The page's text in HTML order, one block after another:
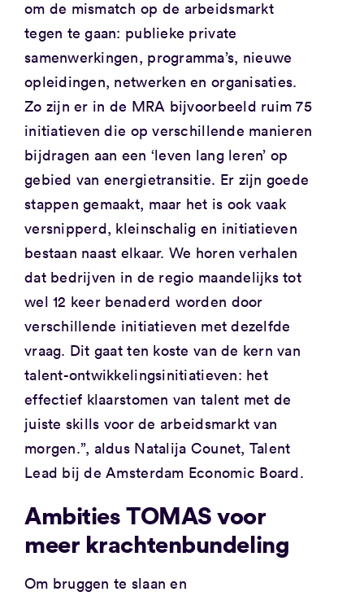
om de mismatch op de arbeidsmarkt
tegen te gaan: publieke private
samenwerkingen, programma’s, nieuwe
opleidingen, netwerken en organisaties.
Zo zijn er in de MRA bijvoorbeeld ruim 75
initiatieven die op verschillende manieren
bijdragen aan een ‘leven lang leren’ op
gebied van energietransitie. Er zijn goede
stappen gemaakt, maar het is ook vaak
versnipperd, kleinschalig en initiatieven
bestaan naast elkaar. We horen verhalen
dat bedrijven in de regio maandelijks tot
wel 12 keer benaderd worden door
verschillende initiatieven met dezelfde
vraag. Dit gaat ten koste van de kern van
talent-ontwikkelingsinitiatieven: het
effectief klaarstomen van talent met de
juiste skills voor de arbeidsmarkt van
morgen.”, aldus Natalija Counet, Talent
Lead bij de Amsterdam Economic Board.
Ambities TOMAS voor
meer krachtenbundeling
Om bruggen te slaan en